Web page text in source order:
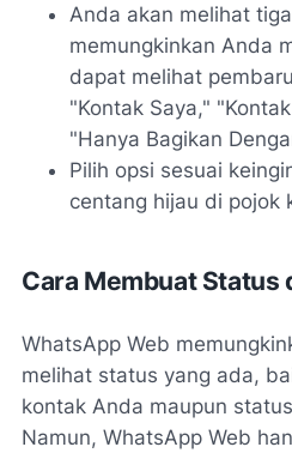
Anda akan melihat
memungkinkan Anda
dapat melihat
"Kontak Saya,"
"Hanya Bagikan
Pilih opsi sesuai
centang hijau di pojok
Cara Membuat Status
WhatsApp Web
melihat status yang ada,
kontak Anda maupun
Namun, WhatsApp Web